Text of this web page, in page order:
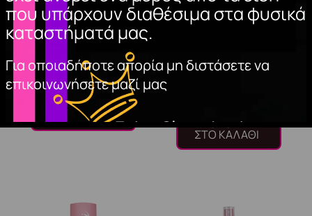
που υπάρχουν διαθέσιμα στα φυσικά
καταστήματά μας.
Για οποιαδήποτε απορία μη διστάσετε να
επικοινωνήσετε μαζί μας
3,00€
ΠΡΟΣΘΉΚΗ
ΣΤΟ ΚΑΛΆΘΙ
MILKY 15ml
ΠΡΟΣΘΉΚΗ
ΣΤΟ ΚΑΛΆΘΙ